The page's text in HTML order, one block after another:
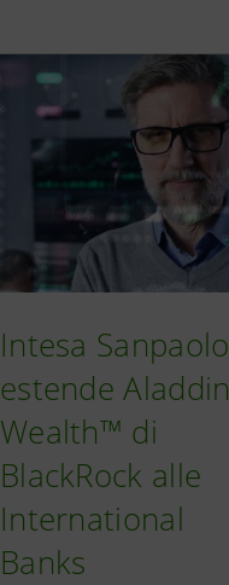
Intesa Sanpaolo
estende Aladdin
Wealth™ di
BlackRock alle
International
Banks